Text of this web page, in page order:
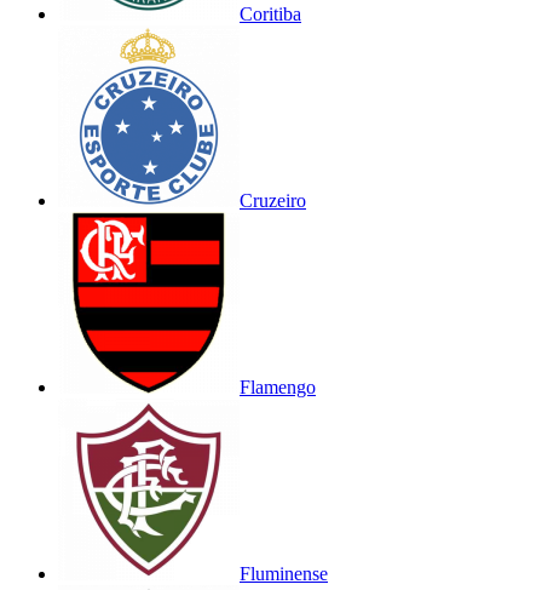
Coritiba
Cruzeiro
Flamengo
Fluminense